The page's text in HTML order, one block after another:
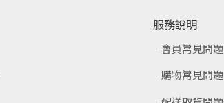
服務說明
會員常見問題
購物常見問題